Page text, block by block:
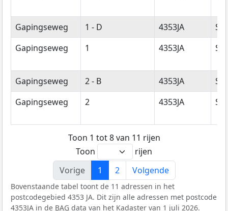
Gapingseweg 1 - D 4353JA
Gapingseweg
1 4353JA
Gapingseweg 2 - B 4353JA
Gapingseweg
2 4353JA
Toon 1 tot 8 van 11 rijen
Toon
rijen
Vorige
1 2 Volgende
Bovenstaande tabel toont de 11 adressen in het
postcodegebied 4353 JA. Dit zijn alle adressen met postcode
4353JA in de BAG data van het Kadaster van 1 juli 2026.